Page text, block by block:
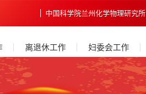
中国科学院兰州化学物理研究所
离退休工作 妇委会工作